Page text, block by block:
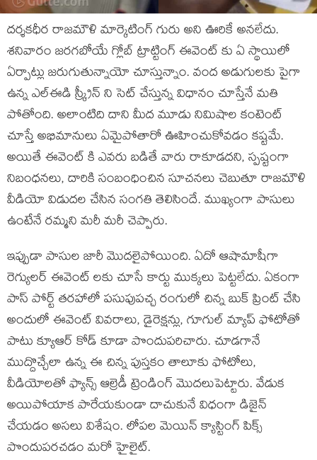
దర్శకధీర రాజమౌళి మార్కెటింగ్ గురు అని ఊరికే అనలేదు.
శనివారం జరగబోయే గ్లోబ్ ట్రాట్టింగ్ ఈవెంట్ కు ఏ స్థాయిలో
ఏర్పాట్లు జరుగుతున్నాయో చూస్తున్నాం. వంద అడుగులకు పైగా
ఉన్న ఎల్ఈడి స్క్రీన్ ని సెట్ చేస్తున్న విధానం చూస్తేనే మతి
పోతోంది. అలాంటిది దాని మీద మూడు నిమిషాల కంటెంట్
చూస్తే అభిమానులు ఏమైపోతారో ఊహించుకోవడం కష్టమే.
అయితే ఈవెంట్ కి ఎవరు బడితే వారు రాకూడదని, స్పష్టంగా
నిబంధనలు, దారికి సంబంధించిన సూచనలు చెబుతూ రాజమౌళి
వీడియో విడుదల చేసిన సంగతి తెలిసిందే. ముఖ్యంగా పాసులు
ఉంటేనే రమ్మని మరీ మరీ చెప్పారు.
ఇప్పుడా పాసుల జారీ మొదలైపోయింది. ఏదో ఆషామాషీగా
రెగ్యులర్ ఈవెంట్ లకు చూసే కార్టు ముక్కలు పెట్టలేదు. ఏకంగా
పాస్ పోర్ట్ తరహాలో పసుపుపచ్చ రంగులో చిన్న బుక్ ప్రింట్ చేసి
అందులో ఈవెంట్ వివరాలు, డైరెక్షన్లు, గూగుల్ మ్యాప్ ఫోటోతో
పాటు క్యూఆర్ కోడ్ కూడా పొందుపరిచారు. చూడగానే
ముద్దొచ్చేలా ఉన్న ఈ చిన్న పుస్తకం తాలూకు ఫోటోలు,
వీడియోలతో ఫ్యాన్స్ ఆల్రెడీ ట్రెండింగ్ మొదలుపెట్టారు. వేడుక
అయిపోయాక పారేయకుండా దాచుకునే విధంగా డిజైన్
చేయడం అసలు విశేషం. లోపల మెయిన్ క్యాస్టింగ్ పిక్స్
పొందుపరచడం మరో హైలైట్.